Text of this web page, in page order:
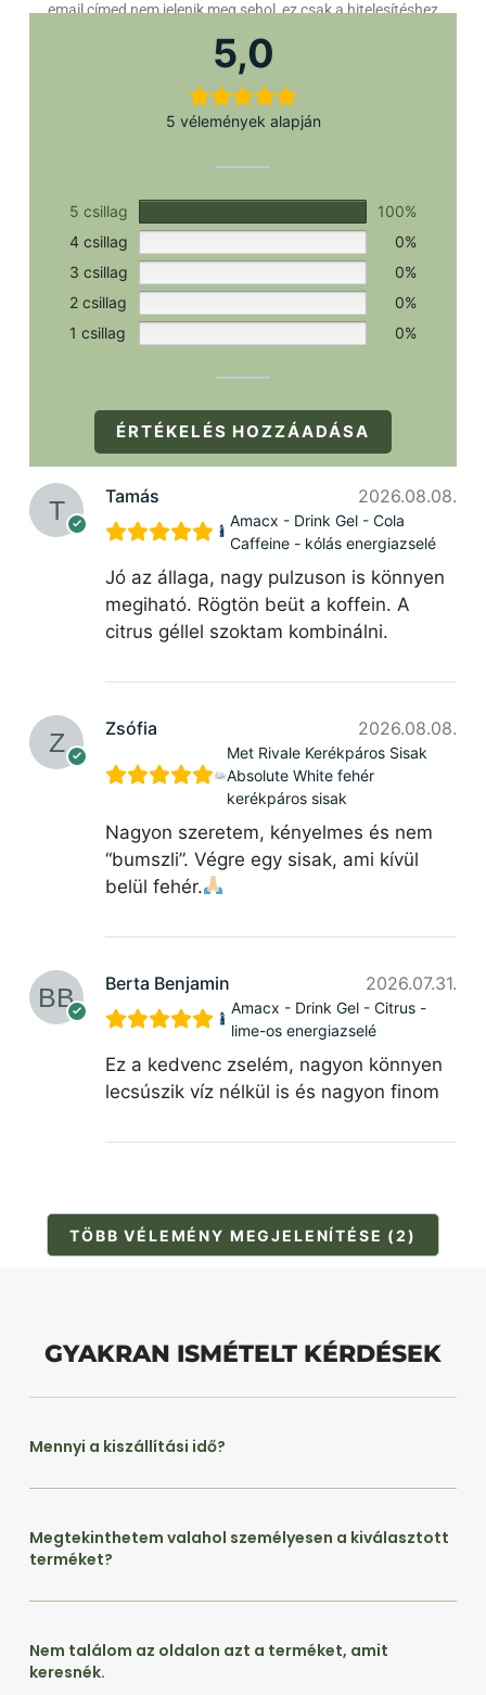
email címed nem jelenik meg sehol, ez csak a hitelesítéshez
5,0
5 vélemények alapján
5 csillag
100%
4 csillag
0%
3 csillag
0%
2 csillag
0%
1 csillag
0%
ÉRTÉKELÉS HOZZÁADÁSA
Tamás 2026.08.08.
Amacx - Drink Gel - Cola
Caffeine - kólás energiazselé
Jó az állaga, nagy pulzuson is könnyen
megiható. Rögtön beüt a koffein. A
citrus géllel szoktam kombinálni.
Zsófia 2026.08.08.
Met Rivale Kerékpáros Sisak
Absolute White fehér
kerékpáros sisak
Nagyon szeretem, kényelmes és nem
“bumszli”. Végre egy sisak, ami kívül
belül fehér.
Berta Benjamin 2026.07.31.
Amacx - Drink Gel - Citrus -
lime-os energiazselé
Ez a kedvenc zselém, nagyon könnyen
lecsúszik víz nélkül is és nagyon finom
TÖBB VÉLEMÉNY MEGJELENÍTÉSE (2)
GYAKRAN ISMÉTELT KÉRDÉSEK
Mennyi a kiszállítási idő?
Megtekinthetem valahol személyesen a kiválasztott
terméket?
Nem találom az oldalon azt a terméket, amit
keresnék.